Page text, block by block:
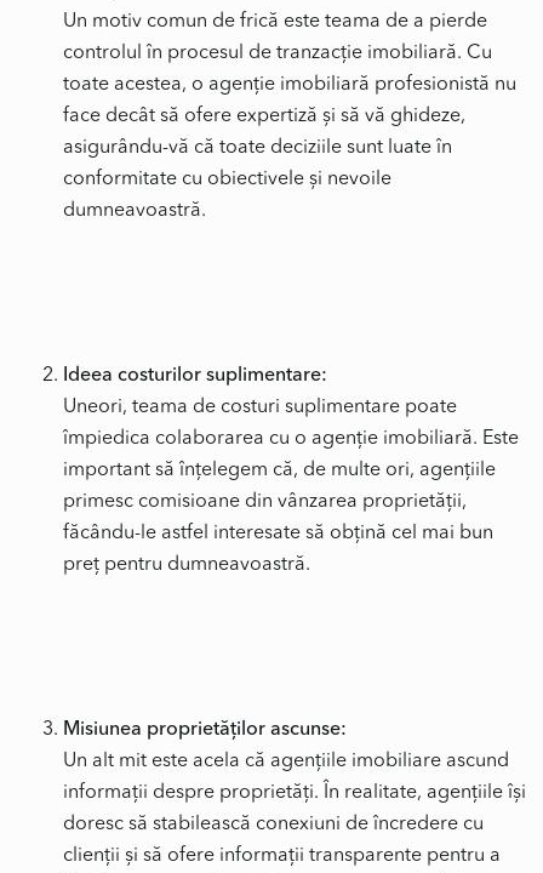
Un motiv comun de frică este teama de a pierde
controlul în procesul de tranzacție imobiliară. Cu
toate acestea, o agenție imobiliară profesionistă nu
face decât să ofere expertiză și să vă ghideze,
asigurându-vă că toate deciziile sunt luate în
conformitate cu obiectivele și nevoile
dumneavoastră.
Ideea costurilor suplimentare:
Uneori, teama de costuri suplimentare poate
împiedica colaborarea cu o agenție imobiliară. Este
important să înțelegem că, de multe ori, agențiile
primesc comisioane din vânzarea proprietății,
făcându-le astfel interesate să obțină cel mai bun
preț pentru dumneavoastră.
Misiunea proprietăților ascunse:
Un alt mit este acela că agențiile imobiliare ascund
informații despre proprietăți. În realitate, agențiile își
doresc să stabilească conexiuni de încredere cu
clienții și să ofere informații transparente pentru a